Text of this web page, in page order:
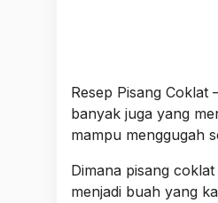
Resep Pisang Coklat
banyak juga yang
mampu menggugah
Dimana pisang
menjadi buah yang